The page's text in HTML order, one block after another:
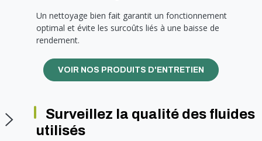
Un nettoyage bien fait garantit un fonctionnement
optimal et évite les surcoûts liés à une baisse de
rendement.
VOIR NOS PRODUITS D'ENTRETIEN
Surveillez la qualité des fluides
utilisés